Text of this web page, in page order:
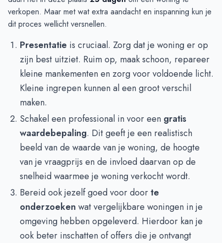
verkopen. Maar met wat extra aandacht en inspanning kun je
dit proces wellicht versnellen.
Presentatie is cruciaal. Zorg dat je woning er op
zijn best uitziet. Ruim op, maak schoon, repareer
kleine mankementen en zorg voor voldoende licht.
Kleine ingrepen kunnen al een groot verschil
maken.
Schakel een professional in voor een gratis
waardebepaling. Dit geeft je een realistisch
beeld van de waarde van je woning, de hoogte
van je vraagprijs en de invloed daarvan op de
snelheid waarmee je woning verkocht wordt.
Bereid ook jezelf goed voor doorte
onderzoeken wat vergelijkbare woningen in je
omgeving hebben opgeleverd. Hierdoor kan je
ook beter inschatten of offers die je ontvangt